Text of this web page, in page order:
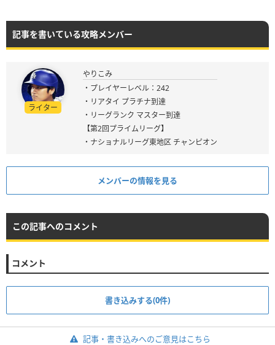
記事を書いている攻略メンバー
ライター
やりこみ
・プレイヤーレベル：242
・リアタイ プラチナ到達
・リーグランク マスター到達
【第2回プライムリーグ】
・ナショナルリーグ東地区 チャンピオン
メンバーの情報を見る
この記事へのコメント
コメント
書き込みする(0件)
記事・書き込みへのご意見はこちら